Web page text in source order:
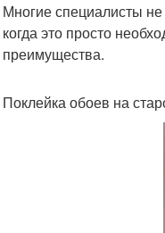
Многие специалисты
когда это просто
преимущества.
Поклейка обоев на